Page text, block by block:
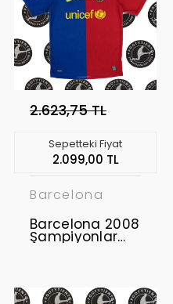
2.623,75 TL
Sepetteki Fiyat
2.099,00 TL
Barcelona
Barcelona 2008
Şampiyonlar
Ligi Finali Retro